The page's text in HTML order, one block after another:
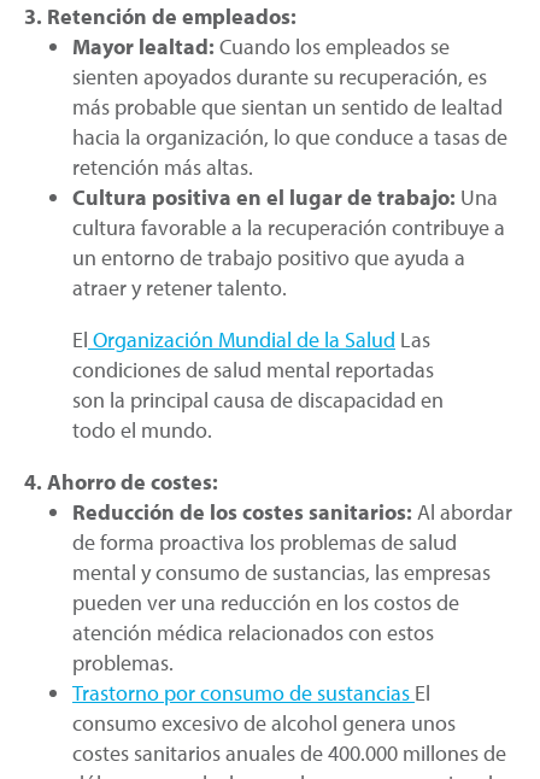
3. Retención de empleados:
Mayor lealtad: Cuando los empleados se
sienten apoyados durante su recuperación, es
más probable que sientan un sentido de lealtad
hacia la organización, lo que conduce a tasas de
retención más altas.
Cultura positiva en el lugar de trabajo: Una
cultura favorable a la recuperación contribuye a
un entorno de trabajo positivo que ayuda a
atraer y retener talento.
El Organización Mundial de la Salud Las
condiciones de salud mental reportadas
son la principal causa de discapacidad en
todo el mundo.
4. Ahorro de costes:
Reducción de los costes sanitarios: Al abordar
de forma proactiva los problemas de salud
mental y consumo de sustancias, las empresas
pueden ver una reducción en los costos de
atención médica relacionados con estos
problemas.
Trastorno por consumo de sustancias El
consumo excesivo de alcohol genera unos
costes sanitarios anuales de 400.000 millones de